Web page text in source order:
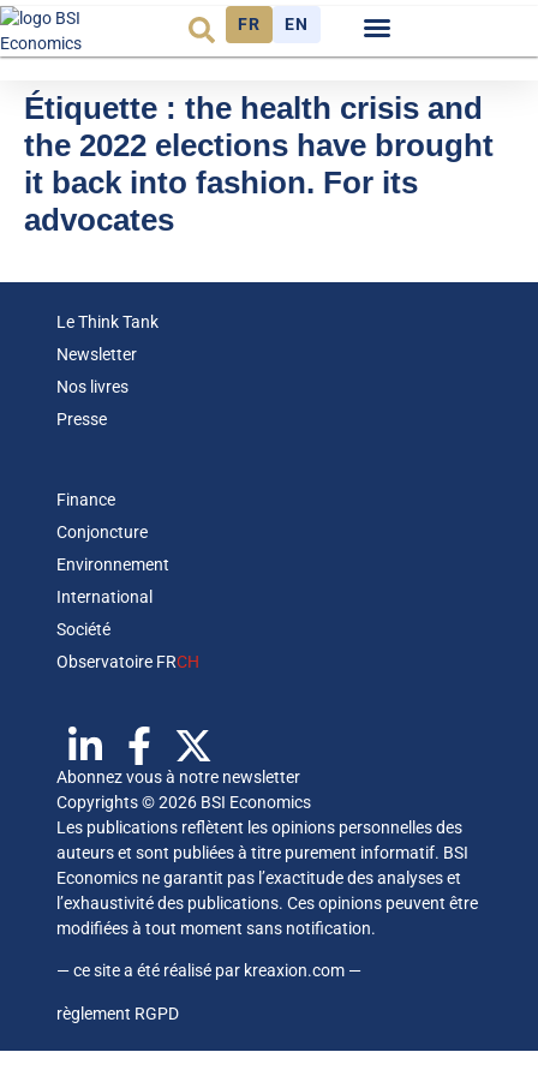
FR EN
Étiquette : the health crisis and
the 2022 elections have brought
it back into fashion. For its
advocates
Le Think Tank
Newsletter
Nos livres
Presse
Finance
Conjoncture
Environnement
International
Société
Observatoire FRCH
Abonnez vous à notre newsletter
Copyrights © 2026 BSI Economics
Les publications reflètent les opinions personnelles des
auteurs et sont publiées à titre purement informatif. BSI
Economics ne garantit pas l’exactitude des analyses et
l’exhaustivité des publications. Ces opinions peuvent être
modifiées à tout moment sans notification.
— ce site a été réalisé par kreaxion.com —
règlement RGPD